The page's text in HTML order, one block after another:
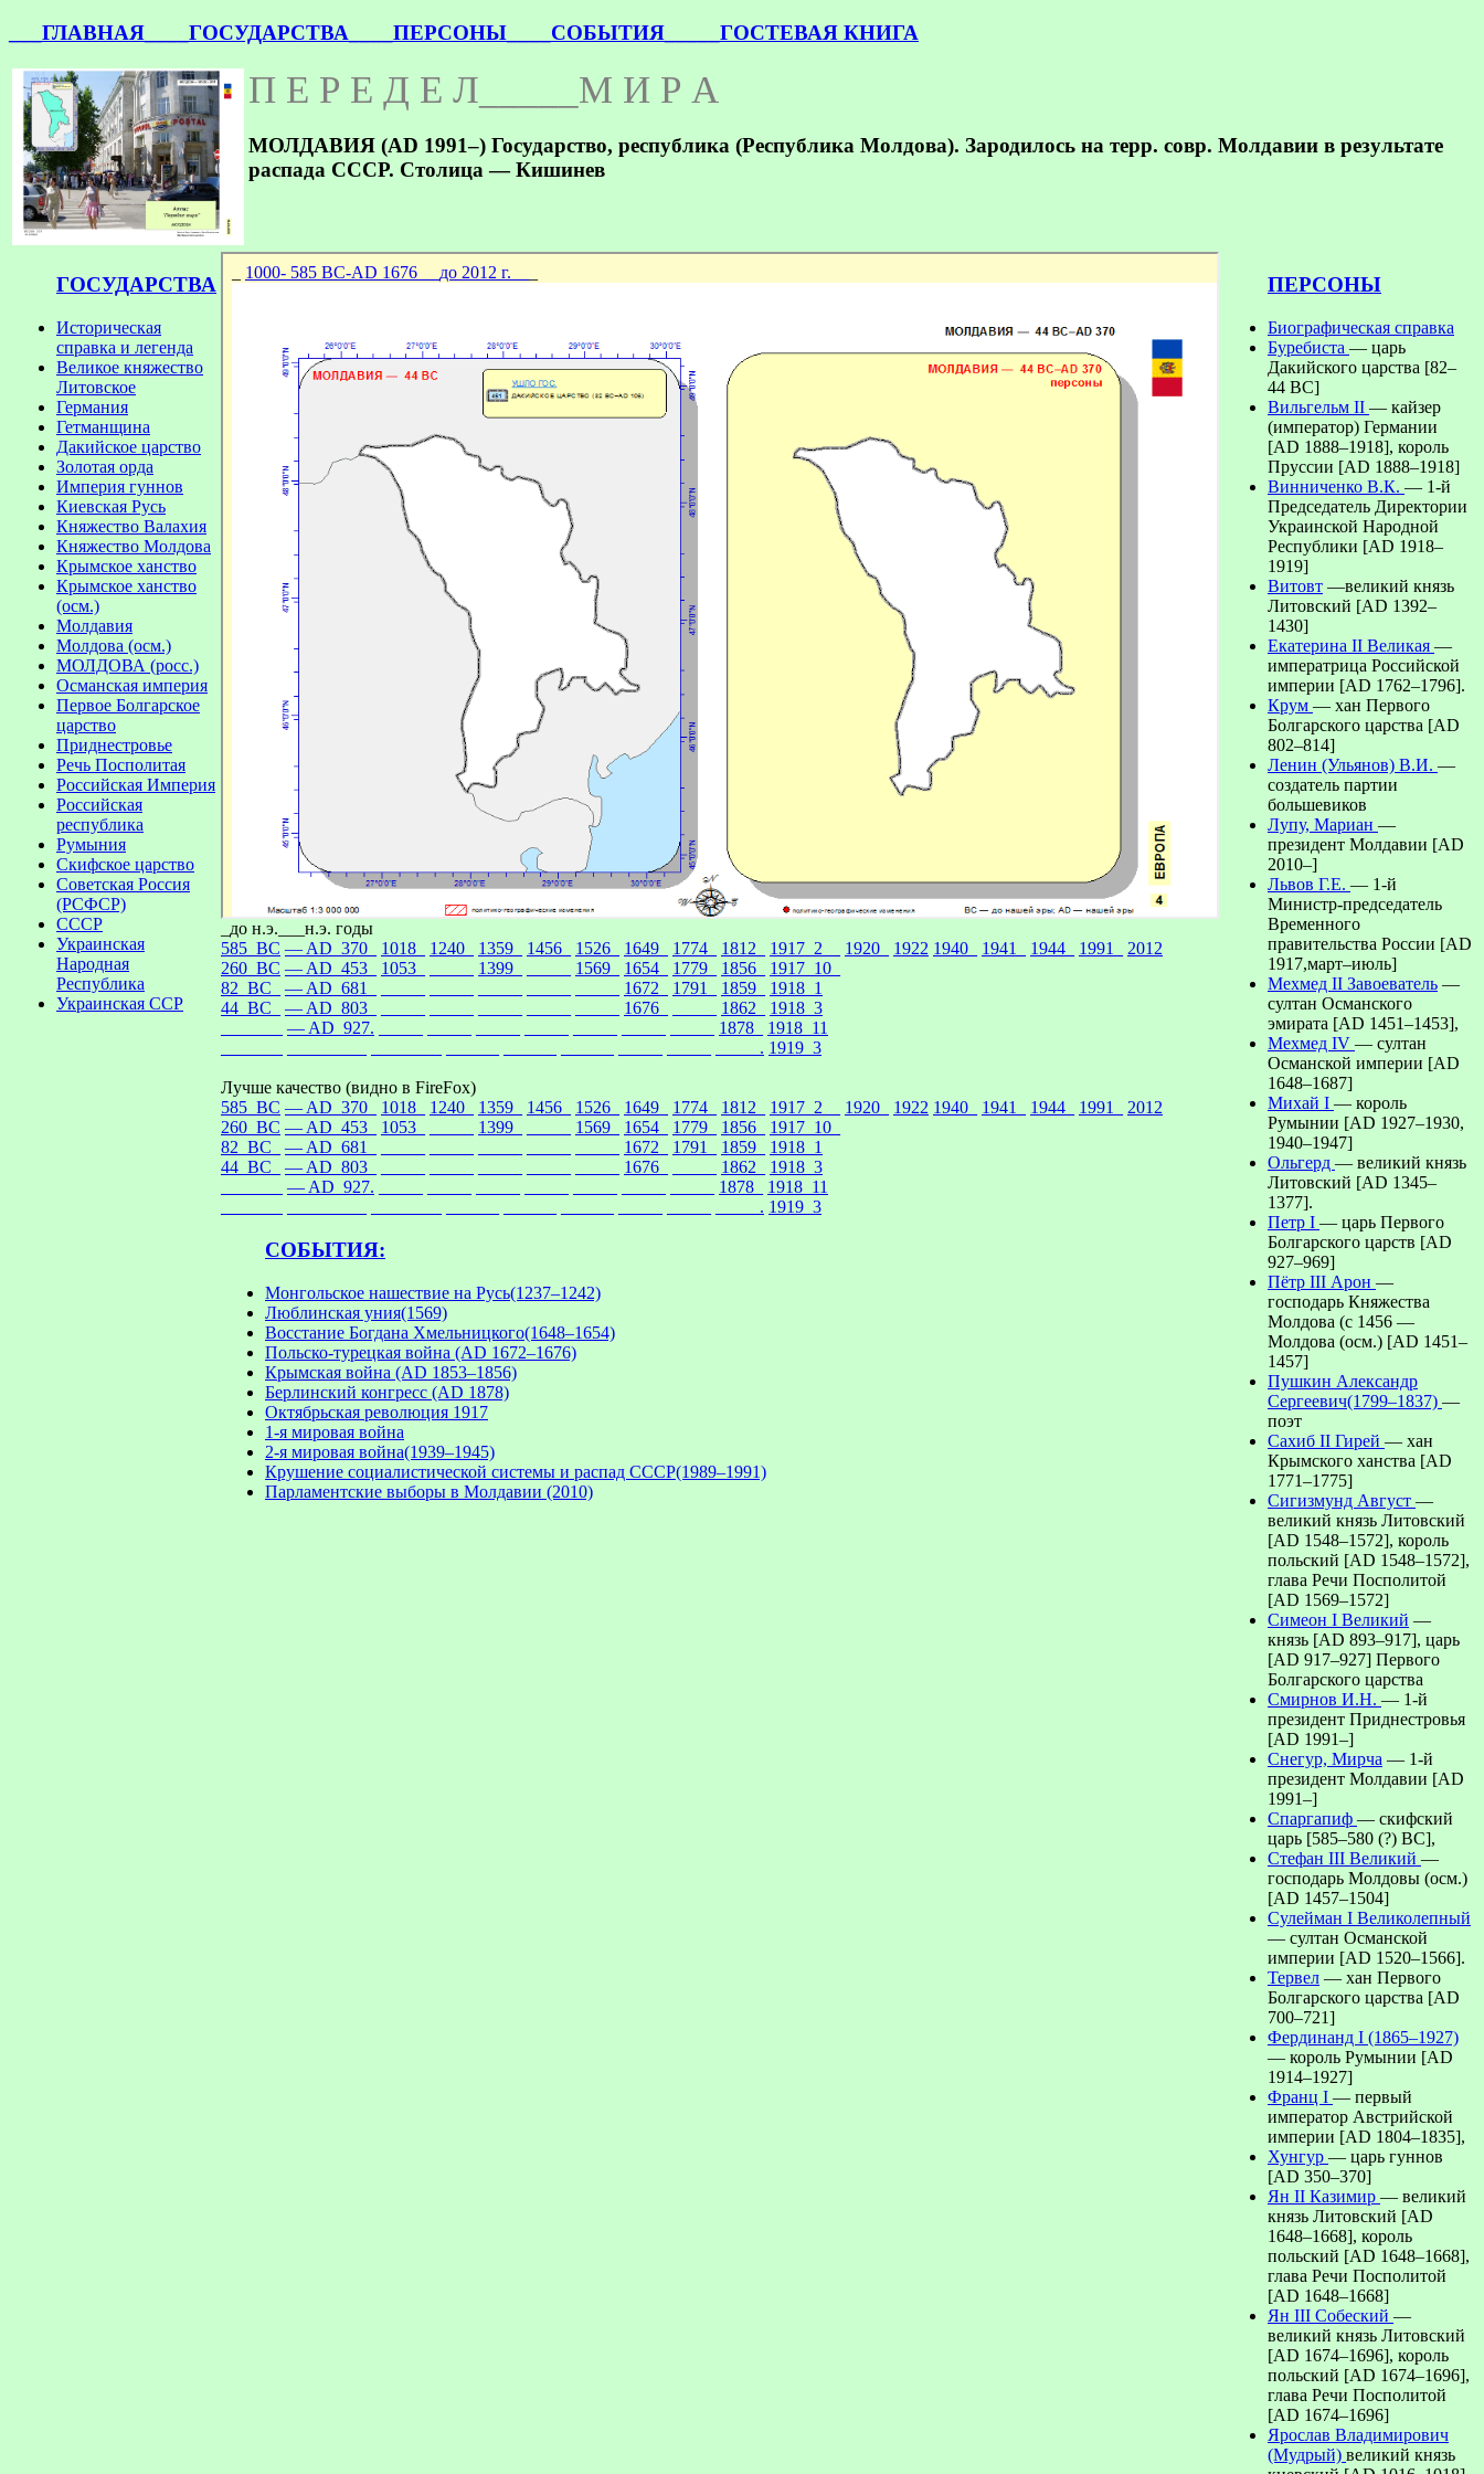
___ГЛАВНАЯ_ ___ГОСУДАРСТВА_ ___ПЕРСОНЫ_ ___СОБЫТИЯ_ ____ГОСТЕВАЯ КНИГА
П Е Р Е Д Е Л_____М И Р А
МОЛДАВИЯ (AD 1991–) Государство, республика (Республика Молдова). Зародилось на терр. совр. Молдавии в результате
распада СССР. Столица — Кишинев
ГОСУДАРСТВА
Историческая
справка и легенда
Великое княжество
Литовское
Германия
Гетманщина
Дакийское царство
Золотая орда
Империя гуннов
Киевская Русь
Княжество Валахия
Княжество Молдова
Крымское ханство
Крымское ханство
(осм.)
Молдавия
Молдова (осм.)
МОЛДОВА (росс.)
Османская империя
Первое Болгарское
царство
Приднестровье
Речь Посполитая
Российская Империя
Российская
республика
Румыния
Скифское царство
Советская Россия
(РСФСР)
СССР
Украинская
Народная
Республика
Украинская ССР
_до н.э.___н.э. годы
585_BC — AD_370_ 1018_ 1240_ 1359_ 1456_ 1526_ 1649_ 1774_ 1812_ 1917_2__ 1920_ 1922 1940_ 1941_ 1944_ 1991_
2012
260_BC — AD_453_ 1053_ 1399_ 1569_ 1654_ 1779_ 1856_
1917_10_
82_BC_
— AD_681_ 1672_ 1791_ 1859_
1918_1
44_BC_
— AD_803_ 1676_ 1862_
1918_3
— AD_927. 1878_
1918_11
_____. 1919_3
Лучше качество (видно в FireFox)
585_BC — AD_370_ 1018_ 1240_ 1359_ 1456_ 1526_ 1649_ 1774_ 1812_ 1917_2__ 1920_ 1922 1940_ 1941_ 1944_ 1991_
2012
260_BC — AD_453_ 1053_ 1399_ 1569_ 1654_ 1779_ 1856_
1917_10_
82_BC_
— AD_681_ 1672_ 1791_ 1859_
1918_1
44_BC_
— AD_803_ 1676_ 1862_
1918_3
— AD_927. 1878_
1918_11
_____. 1919_3
СОБЫТИЯ:
Монгольское нашествие на Русь(1237–1242)
Люблинская уния(1569)
Восстание Богдана Хмельницкого(1648–1654)
Польско-турецкая война (AD 1672–1676)
Крымская война (AD 1853–1856)
Берлинский конгресс (AD 1878)
Октябрьская революция 1917
1-я мировая война
2-я мировая война(1939–1945)
Крушение социалистической системы и распад СССР(1989–1991)
Парламентские выборы в Молдавии (2010)
ПЕРСОНЫ
Биографическая справка
Буребиста — царь
Дакийского царства [82–
44 BC]
Вильгельм II — кайзер
(император) Германии
[AD 1888–1918], король
Пруссии [AD 1888–1918]
Винниченко В.К. — 1-й
Председатель Директории
Украинской Народной
Республики [AD 1918–
1919]
Витовт —великий князь
Литовский [AD 1392–
1430]
Екатерина II Великая —
императрица Российской
империи [AD 1762–1796].
Крум — хан Первого
Болгарского царства [AD
802–814]
Ленин (Ульянов) В.И. —
создатель партии
большевиков
Лупу, Мариан —
президент Молдавии [AD
2010–]
Львов Г.Е. — 1-й
Министр-председатель
Временного
правительства России [AD
1917,март–июль]
Мехмед II Завоеватель —
султан Османского
эмирата [AD 1451–1453],
Мехмед IV — султан
Османской империи [AD
1648–1687]
Михай I — король
Румынии [AD 1927–1930,
1940–1947]
Ольгерд — великий князь
Литовский [AD 1345–
1377].
Петр I — царь Первого
Болгарского царств [AD
927–969]
Пётр III Арон —
господарь Княжества
Молдова (с 1456 —
Молдова (осм.) [AD 1451–
1457]
Пушкин Александр
Сергеевич(1799–1837) —
поэт
Сахиб II Гирей — хан
Крымского ханства [AD
1771–1775]
Сигизмунд Август —
великий князь Литовский
[AD 1548–1572], король
польский [AD 1548–1572],
глава Речи Посполитой
[AD 1569–1572]
Симеон I Великий —
князь [AD 893–917], царь
[AD 917–927] Первого
Болгарского царства
Смирнов И.Н. — 1-й
президент Приднестровья
[AD 1991–]
Снегур, Мирча — 1-й
президент Молдавии [AD
1991–]
Спаргапиф — скифский
царь [585–580 (?) BC],
Стефан III Великий —
господарь Молдовы (осм.)
[AD 1457–1504]
Сулейман I Великолепный
— султан Османской
империи [AD 1520–1566].
Тервел — хан Первого
Болгарского царства [AD
700–721]
Фердинанд I (1865–1927)
— король Румынии [AD
1914–1927]
Франц I — первый
император Австрийской
империи [AD 1804–1835],
Хунгур — царь гуннов
[AD 350–370]
Ян II Казимир — великий
князь Литовский [AD
1648–1668], король
польский [AD 1648–1668],
глава Речи Посполитой
[AD 1648–1668]
Ян III Собеский —
великий князь Литовский
[AD 1674–1696], король
польский [AD 1674–1696],
глава Речи Посполитой
[AD 1674–1696]
Ярослав Владимирович
(Мудрый) великий князь